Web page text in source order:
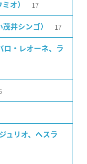
オ） 17
井シンゴ） 17
ロ・レオーネ、ラ
ュリオ、ヘスラ